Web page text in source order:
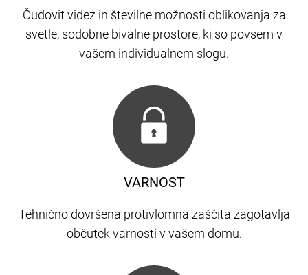
Čudovit videz in številne možnosti oblikovanja za
svetle, sodobne bivalne prostore, ki so povsem v
vašem individualnem slogu.
VARNOST
Tehnično dovršena protivlomna zaščita zagotavlja
občutek varnosti v vašem domu.